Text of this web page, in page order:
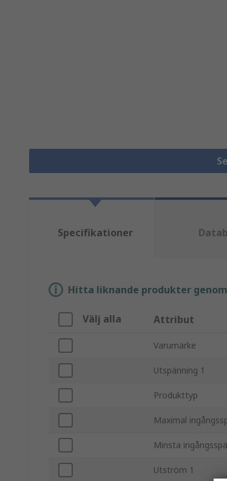
Specifikationer
Hitta liknande produkter
Välj alla Attribut
Varumärke
Utspänning 1
Produkttyp
Maximal
Minsta
Utström 1